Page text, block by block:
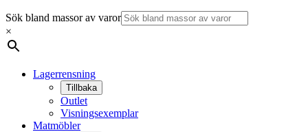
Sök bland massor av varor
×
Lagerrensning
Tillbaka
Outlet
Visningsexemplar
Matmöbler